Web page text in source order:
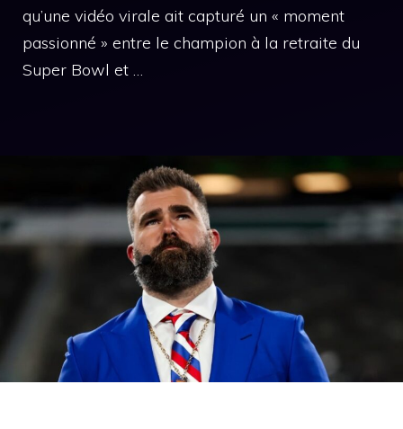
qu’une vidéo virale ait capturé un « moment
passionné » entre le champion à la retraite du
Super Bowl et …